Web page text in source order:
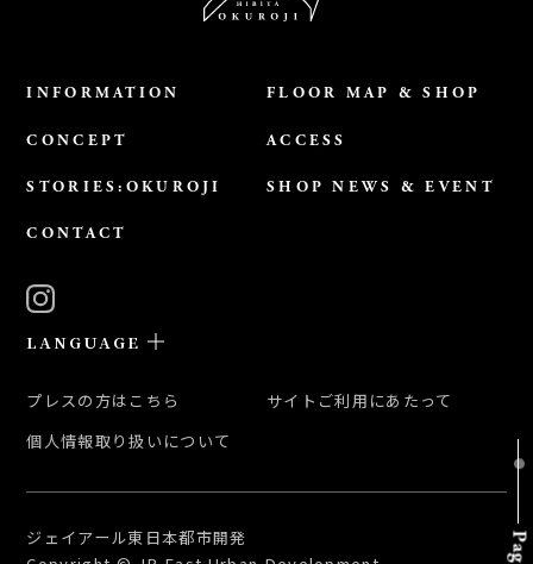
INFORMATION FLOOR MAP & SHOP
CONCEPT ACCESS
STORIES:OKUROJI SHOP NEWS & EVENT
CONTACT
LANGUAGE
日本語
繁体中文
한국어
プレスの方はこちら
サイトご利用にあたって
個人情報取り扱いについて
ジェイアール東日本都市開発